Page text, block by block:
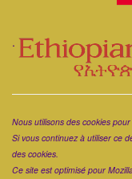
.
Nous utilisons des cookies
Si vous continuez à utiliser ce
des cookies.
Ce site est optimisé pour